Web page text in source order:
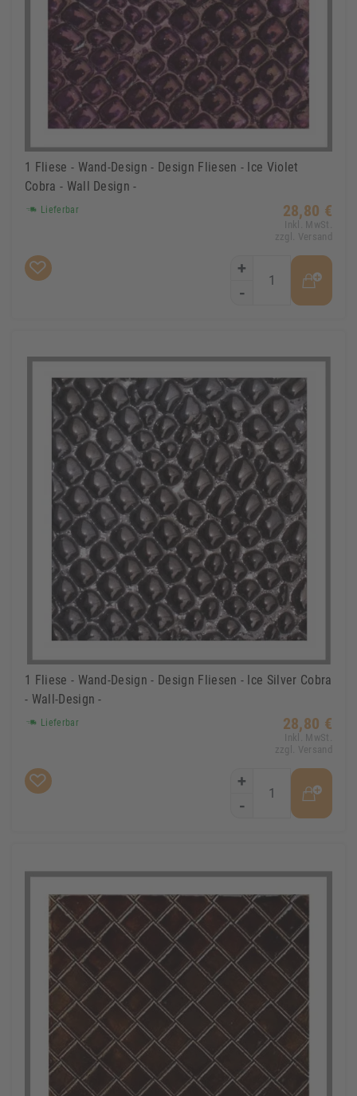
1 Fliese - Wand-Design - Design Fliesen - Ice Violet
Cobra - Wall Design -
Lieferbar 28,80 €
Inkl. MwSt.
zzgl. Versand
+
-
1 Fliese - Wand-Design - Design Fliesen - Ice Silver Cobra
- Wall-Design -
Lieferbar 28,80 €
Inkl. MwSt.
zzgl. Versand
+
-